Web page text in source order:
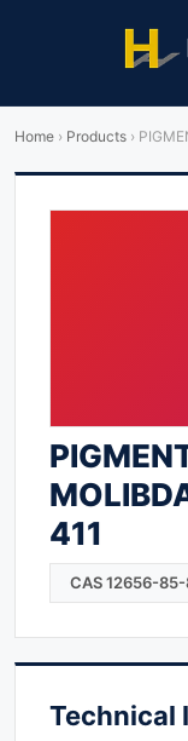
Home › Products ›
411
CAS 12656-
Technical